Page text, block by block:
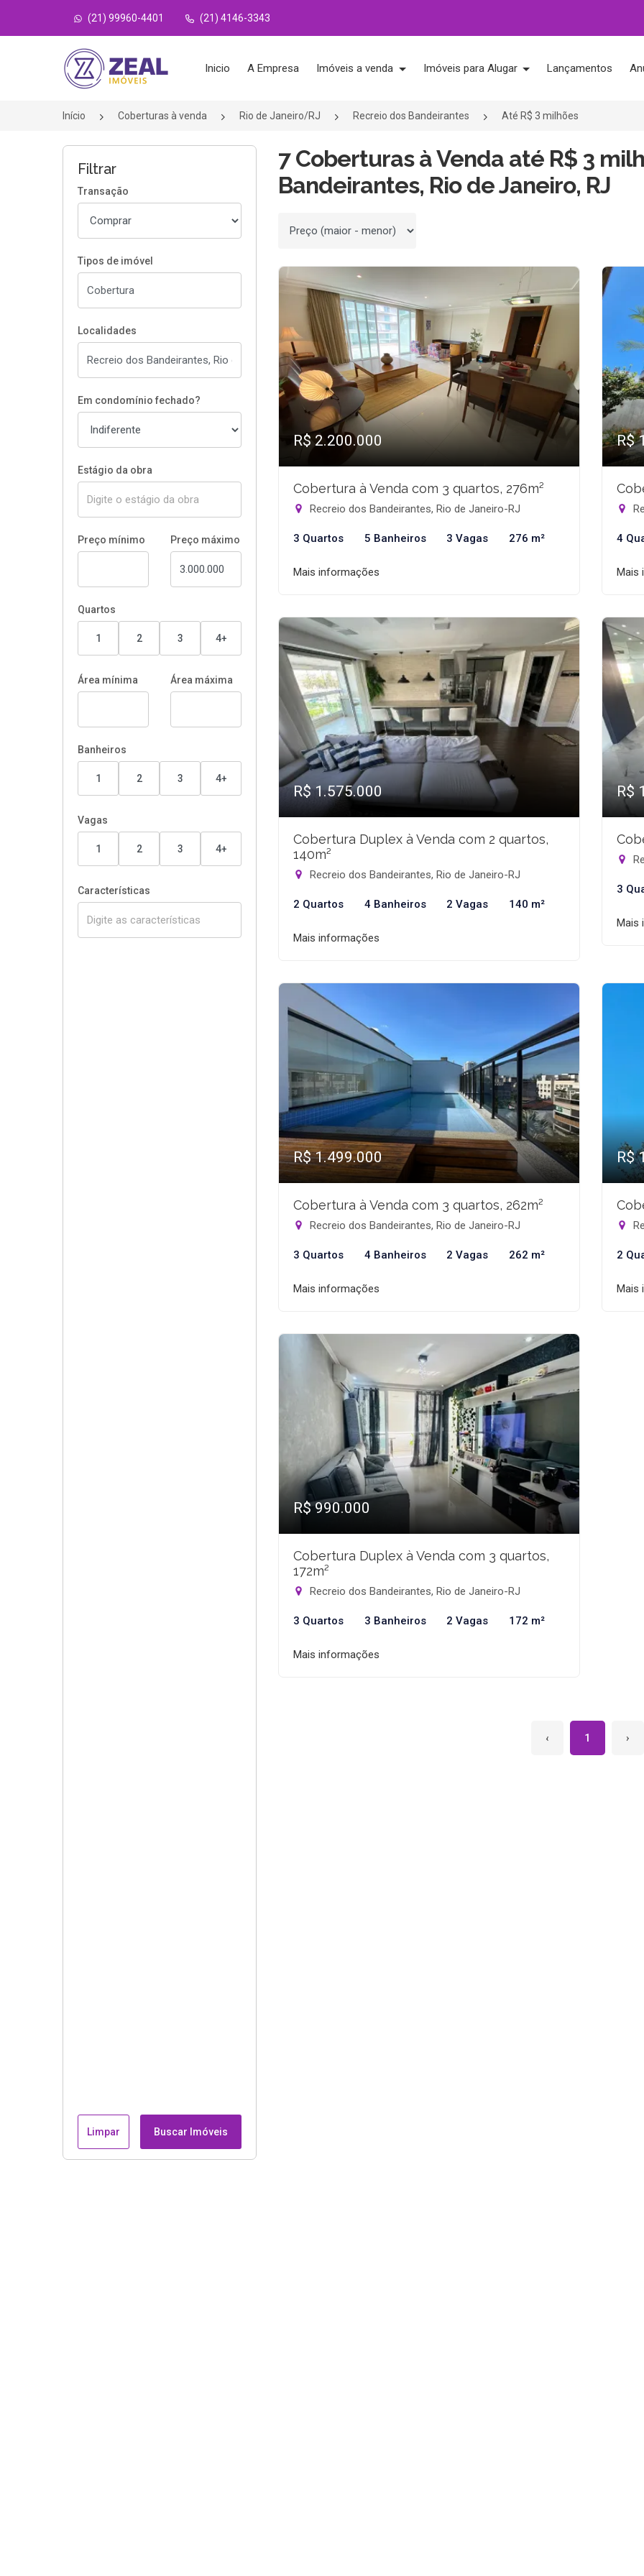
(21) 99960-4401 (21) 4146-3343
Página inicial
Inicio A Empresa Imóveis a venda Imóveis para Alugar Lançamentos
Início Coberturas à venda Rio de Janeiro/RJ Recreio dos Bandeirantes Até R$ 3 milhões
Filtrar
Transação
Tipos de imóvel
Localidades
Em condomínio fechado?
Estágio da obra
Preço mínimo Preço máximo
Quartos
1 2 3 4+
Área mínima Área máxima
Banheiros
1 2 3 4+
Vagas
1 2 3 4+
Características
Limpar Buscar Imóveis
7 Coberturas à Venda até R$ 3
Bandeirantes, Rio de Janeiro, RJ
Ordenar por
R$ 2.200.000
Cobertura à Venda com 3 quartos, 276m²
Recreio dos Bandeirantes, Rio de Janeiro-RJ
3 Quartos 5 Banheiros 3 Vagas 276 m²
Mais informações
R$
4
Mais
R$ 1.575.000
Cobertura Duplex à Venda com 2 quartos,
140m²
Recreio dos Bandeirantes, Rio de Janeiro-RJ
2 Quartos 4 Banheiros 2 Vagas 140 m²
Mais informações
R$
3
Mais
R$ 1.499.000
Cobertura à Venda com 3 quartos, 262m²
Recreio dos Bandeirantes, Rio de Janeiro-RJ
3 Quartos 4 Banheiros 2 Vagas 262 m²
Mais informações
R$
2
Mais
R$ 990.000
Cobertura Duplex à Venda com 3 quartos,
172m²
Recreio dos Bandeirantes, Rio de Janeiro-RJ
3 Quartos 3 Banheiros 2 Vagas 172 m²
Mais informações
‹ 1 ›